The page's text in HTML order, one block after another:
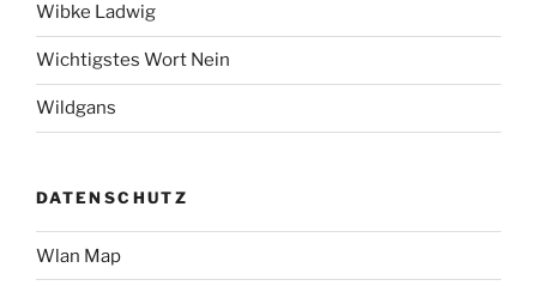
Wibke Ladwig
Wichtigstes Wort Nein
Wildgans
DATENSCHUTZ
Wlan Map